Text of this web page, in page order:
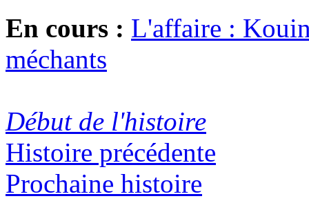
En cours : L'affaire :
méchants
Début de l'histoire
Histoire précédente
Prochaine histoire